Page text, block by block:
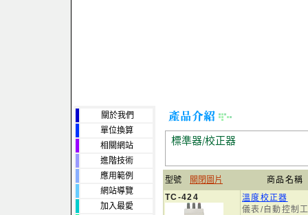
關於我們
單位換算
相關網站
進階技術
應用範例
網站導覽
加入最愛
標準器/校正器
型號 關閉圖片
商品名稱
TC-424
溫度校正器
儀表/自動控制